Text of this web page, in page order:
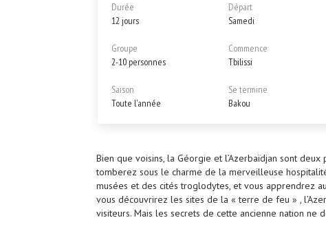
Durée
12 jours
Groupe
2-10 personnes
Saison
Toute l'année
Départ
Samedi
Commence
Tbilissi
Se termine
Bakou
Bien que voisins, la Géorgie et l’Azerbaïdjan sont
tomberez sous le charme de la merveilleuse
musées et des cités troglodytes, et vous apprendrez
vous découvrirez les sites de la « terre de feu » ,
visiteurs. Mais les secrets de cette ancienne nation ne